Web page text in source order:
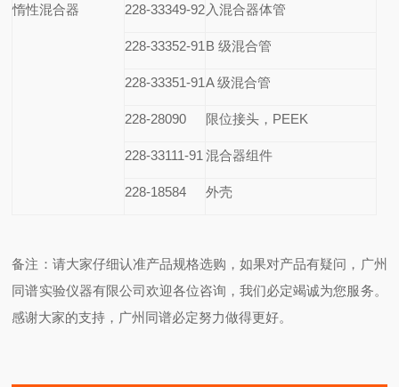
惰性混合器 228-33349-92 入混合器体管
228-33352-91 B级混合管
228-33351-91 A级混合管
228-28090 限位接头，PEEK
228-33111-91 混合器组件
228-18584 外壳
备注：请大家仔细认准产品规格选购，如果对产品有疑问，广州
同谱实验仪器有限公司欢迎各位咨询，我们必定竭诚为您服务。
感谢大家的支持，广州同谱必定努力做得更好。